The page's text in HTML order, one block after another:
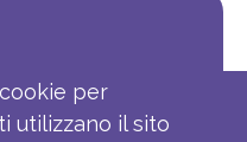
per
utilizzano il sito